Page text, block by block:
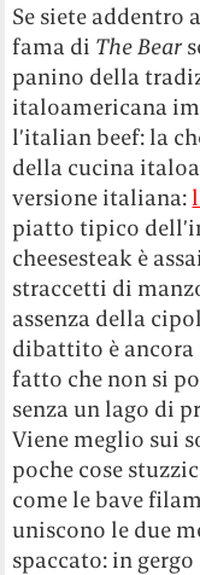
Se siete addentro
fama di The Bear
panino della
italoamericana
l’italian beef: la
della cucina
versione italiana:
piatto tipico
cheesesteak è
straccetti di
assenza della
dibattito è
fatto che non si
senza un lago di
Viene meglio sui
poche cose
come le bave
uniscono le due
spaccato: in gergo